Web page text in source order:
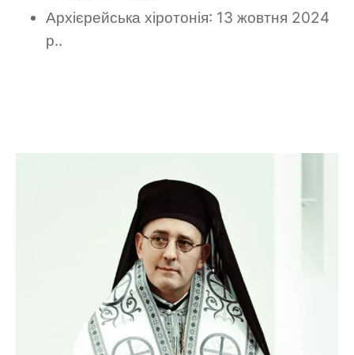
Архієрейська хіротонія: 13 жовтня 2024
р..